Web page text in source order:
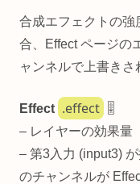
合成エフェクトの
合、Effect ページの
ャンネルで上書きさ
Effect .effect
🎚️
– レイヤーの効果量
– 第3入力 (input3)
のチャンネルが